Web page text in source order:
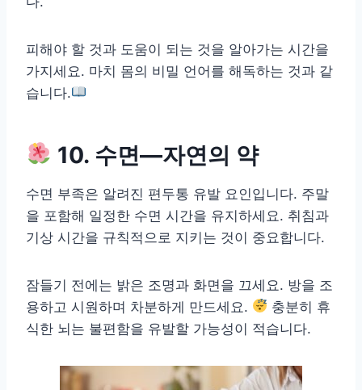
피해야 할 것과 도움이 되는 것을 알아가는 시간을
가지세요. 마치 몸의 비밀 언어를 해독하는 것과 같
습니다.
10. 수면—자연의 약
수면 부족은 알려진 편두통 유발 요인입니다. 주말
을 포함해 일정한 수면 시간을 유지하세요. 취침과
기상 시간을 규칙적으로 지키는 것이 중요합니다.
잠들기 전에는 밝은 조명과 화면을 끄세요. 방을 조
용하고 시원하며 차분하게 만드세요.
충분히 휴
식한 뇌는 불편함을 유발할 가능성이 적습니다.